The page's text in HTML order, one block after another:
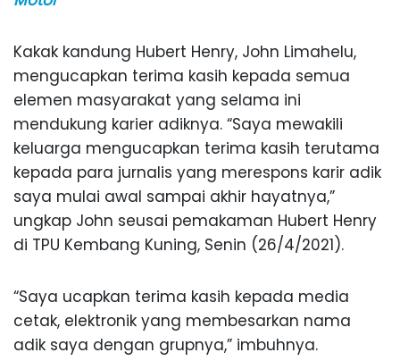
Kakak kandung Hubert Henry, John Limahelu,
mengucapkan terima kasih kepada semua
elemen masyarakat yang selama ini
mendukung karier adiknya. “Saya mewakili
keluarga mengucapkan terima kasih terutama
kepada para jurnalis yang merespons karir adik
saya mulai awal sampai akhir hayatnya,”
ungkap John seusai pemakaman Hubert Henry
di TPU Kembang Kuning, Senin (26/4/2021).
“Saya ucapkan terima kasih kepada media
cetak, elektronik yang membesarkan nama
adik saya dengan grupnya,” imbuhnya.